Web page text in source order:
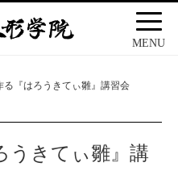
MENU
る『はろうきてぃ雛』講習会
うきてぃ雛』講